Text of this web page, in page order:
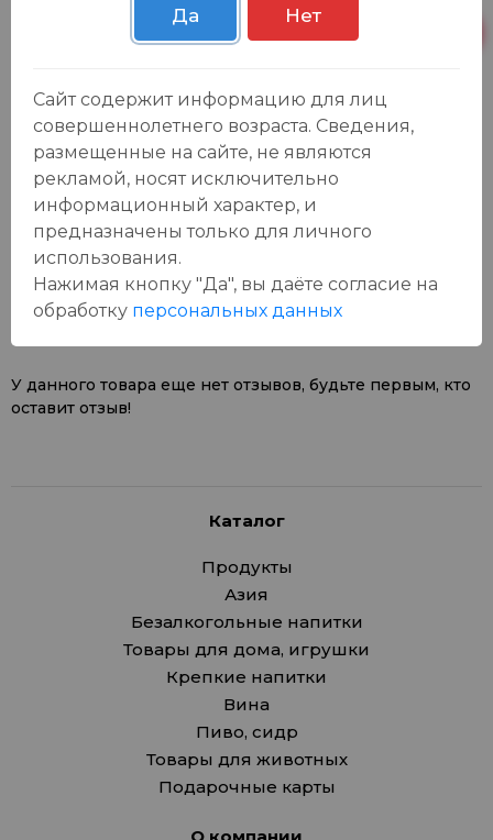
Пн-Вс с 09:00 до
Отзывы:
У данного товара еще нет отзывов, будьте первым, кто
оставит отзыв!
Каталог
Продукты
Азия
Безалкогольные напитки
Товары для дома, игрушки
Крепкие напитки
Вина
Пиво, сидр
Товары для животных
Подарочные карты
Да Нет
Сайт содержит информацию для лиц
совершеннолетнего возраста. Сведения,
размещенные на сайте, не являются
рекламой, носят исключительно
информационный характер, и
предназначены только для личного
использования.
Нажимая кнопку "Да", вы даёте cогласие на
обработку персональных данных